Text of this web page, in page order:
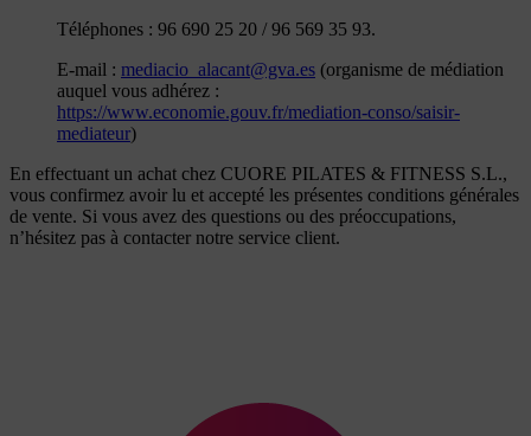
Téléphones : 96 690 25 20 / 96 569 35 93.
E-mail : mediacio_alacant@gva.es (organisme de médiation
auquel vous adhérez :
https://www.economie.gouv.fr/mediation-conso/saisir-
mediateur)
En effectuant un achat chez CUORE PILATES & FITNESS S.L.,
vous confirmez avoir lu et accepté les présentes conditions générales
de vente. Si vous avez des questions ou des préoccupations,
n’hésitez pas à contacter notre service client.